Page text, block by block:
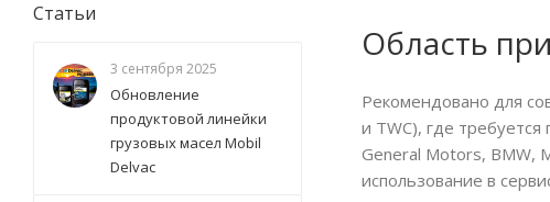
Область
Рекомендовано для
и TWC), где
General Motors, BMW,
использование в
Статьи
3 сентября 2025
Обновление
продуктовой линейки
грузовых масел Mobil
Delvac